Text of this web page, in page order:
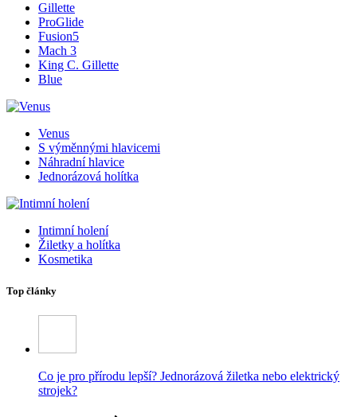
Gillette
ProGlide
Fusion5
Mach 3
King C. Gillette
Blue
Venus
S výměnnými hlavicemi
Náhradní hlavice
Jednorázová holítka
Intimní holení
Žiletky a holítka
Kosmetika
Top články
Co je pro přírodu lepší? Jednorázová žiletka nebo elektrický
strojek?